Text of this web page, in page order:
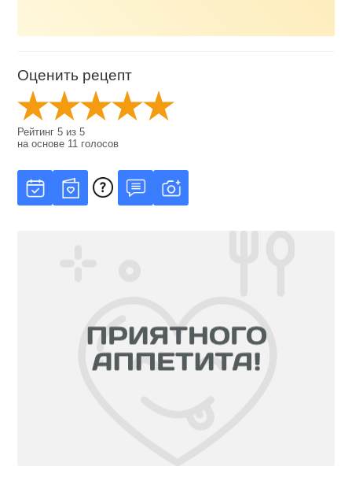
Оценить рецепт
Рейтинг5 из5
на основе 11 голосов